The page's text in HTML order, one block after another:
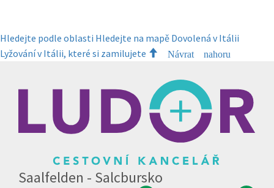
Hledejte podle oblasti Hledejte na mapě Dovolená v Itálii
Lyžování v Itálii, které si zamilujete
Návrat nahoru
Saalfelden - Salcbursko